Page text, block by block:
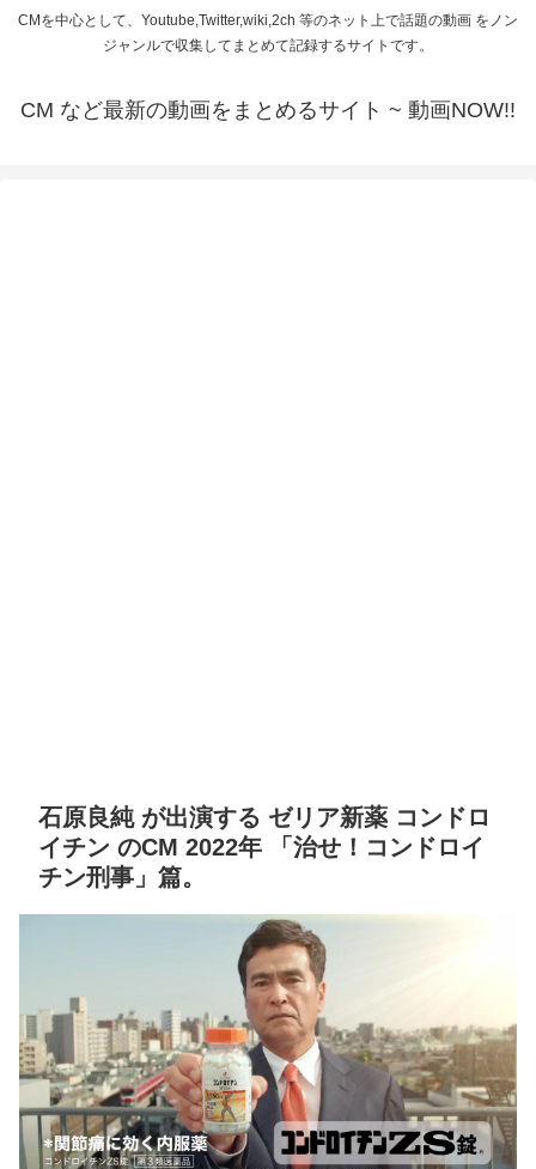
CMを中心として、Youtube,Twitter,wiki,2ch 等のネット上で話題の動画 をノン
ジャンルで収集してまとめて記録するサイトです。
CM など最新の動画をまとめるサイト ~ 動画NOW!!
石原良純 が出演する ゼリア新薬 コンドロ
イチン のCM 2022年 「治せ！コンドロイ
チン刑事」篇。